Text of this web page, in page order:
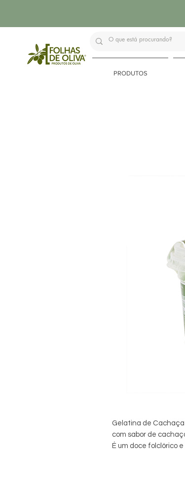
PRODUTOS
Gelatina de Cachaça
com sabor de
É um doce folclórico